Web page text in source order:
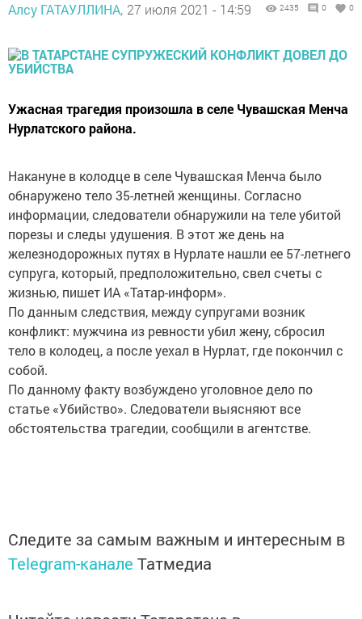
Алсу ГАТАУЛЛИНА, 27 июля 2021 - 14:59 2435 0 0
Ужасная трагедия произошла в селе Чувашская Менча
Нурлатского района.
Накануне в колодце в селе Чувашская Менча было
обнаружено тело 35-летней женщины. Согласно
информации, следователи обнаружили на теле убитой
порезы и следы удушения. В этот же день на
железнодорожных путях в Нурлате нашли ее 57-летнего
супруга, который, предположительно, свел счеты с
жизнью, пишет ИА «Татар-информ».
По данным следствия, между супругами возник
конфликт: мужчина из ревности убил жену, сбросил
тело в колодец, а после уехал в Нурлат, где покончил с
собой.
По данному факту возбуждено уголовное дело по
статье «Убийство». Следователи выясняют все
обстоятельства трагедии, сообщили в агентстве.
Следите за самым важным и интересным в
Telegram-канале Татмедиа